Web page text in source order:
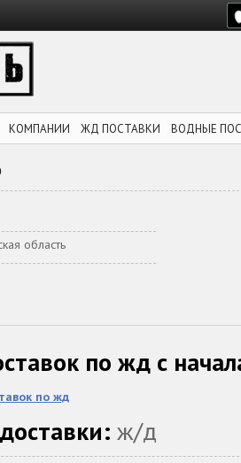
КОМПАНИИ ЖД ПОСТАВКИ ВОДНЫЕ
область
по жд с
по жд
ж/д